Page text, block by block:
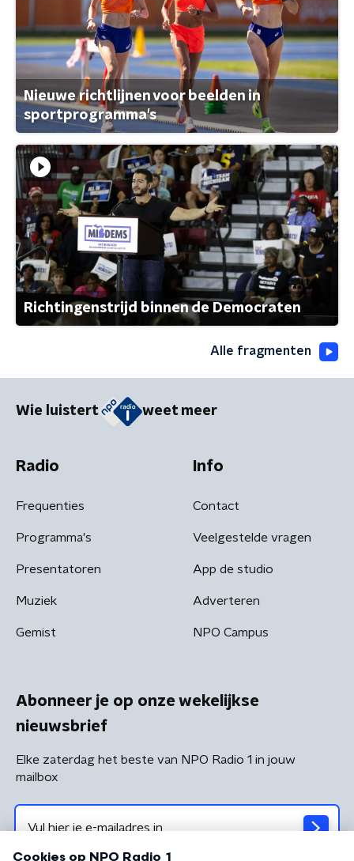
Nieuwe richtlijnen voor beelden in
sportprogramma's
Richtingenstrijd binnen de Democraten
Alle fragmenten
Wie luistert weet meer
Radio
Frequenties
Programma's
Presentatoren
Muziek
Gemist
Info
Contact
Veelgestelde vragen
App de studio
Adverteren
NPO Campus
Abonneer je op onze wekelijkse
nieuwsbrief
Elke zaterdag het beste van NPO Radio 1 in jouw
mailbox